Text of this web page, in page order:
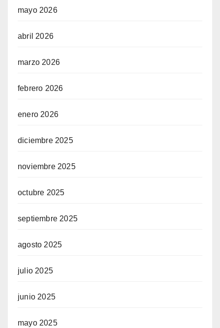
mayo 2026
abril 2026
marzo 2026
febrero 2026
enero 2026
diciembre 2025
noviembre 2025
octubre 2025
septiembre 2025
agosto 2025
julio 2025
junio 2025
mayo 2025